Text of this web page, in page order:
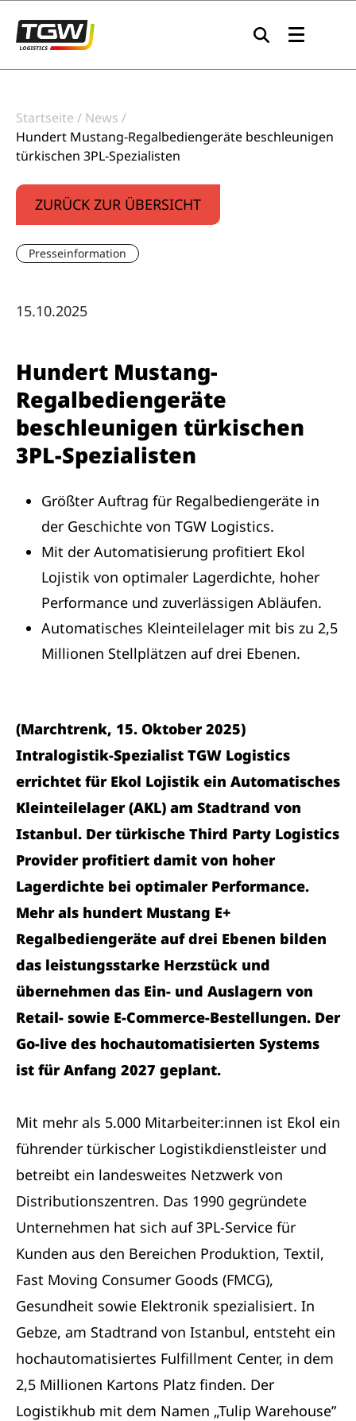
Startseite
News
Hundert Mustang-Regalbediengeräte beschleunigen
türkischen 3PL-Spezialisten
ZURÜCK ZUR ÜBERSICHT
Presseinformation
15.10.2025
Hundert Mustang-
Regalbediengeräte
beschleunigen türkischen
3PL-Spezialisten
Größter Auftrag für Regalbediengeräte in
der Geschichte von TGW Logistics.
Mit der Automatisierung profitiert Ekol
Lojistik von optimaler Lagerdichte, hoher
Performance und zuverlässigen Abläufen.
Automatisches Kleinteilelager mit bis zu 2,5
Millionen Stellplätzen auf drei Ebenen.
(Marchtrenk, 15. Oktober 2025)
Intralogistik-Spezialist TGW Logistics
errichtet für Ekol Lojistik ein Automatisches
Kleinteilelager (AKL) am Stadtrand von
Istanbul. Der türkische Third Party Logistics
Provider profitiert damit von hoher
Lagerdichte bei optimaler Performance.
Mehr als hundert Mustang E+
Regalbediengeräte auf drei Ebenen bilden
das leistungsstarke Herzstück und
übernehmen das Ein- und Auslagern von
Retail- sowie E-Commerce-Bestellungen. Der
Go-live des hochautomatisierten Systems
ist für Anfang 2027 geplant.
Mit mehr als 5.000 Mitarbeiter:innen ist Ekol ein
führender türkischer Logistikdienstleister und
betreibt ein landesweites Netzwerk von
Distributionszentren. Das 1990 gegründete
Unternehmen hat sich auf 3PL-Service für
Kunden aus den Bereichen Produktion, Textil,
Fast Moving Consumer Goods (FMCG),
Gesundheit sowie Elektronik spezialisiert. In
Gebze, am Stadtrand von Istanbul, entsteht ein
hochautomatisiertes Fulfillment Center, in dem
2,5 Millionen Kartons Platz finden. Der
Logistikhub mit dem Namen „Tulip Warehouse”